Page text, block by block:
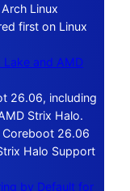
Linux
first on Linux
and AMD
26.06, including
Strix Halo.
26.06
Halo Support
by Default for